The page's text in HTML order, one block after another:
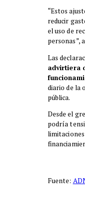
“Estos
reducir
el uso de
personas”,
Las
advirtiera
diario de la
pública.
Desde el
podría
Fuente: